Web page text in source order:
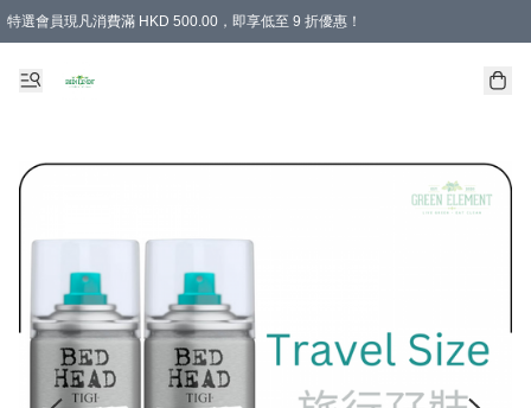
特選會員現凡消費滿 HKD 500.00，即享低至 9 折優惠！